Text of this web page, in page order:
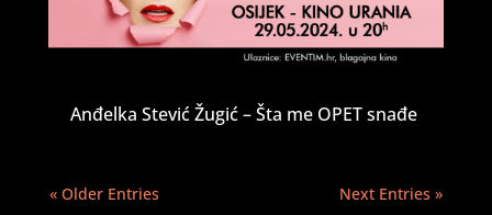
Anđelka Stević Žugić – Šta me OPET snađe
« Older Entries Next Entries »